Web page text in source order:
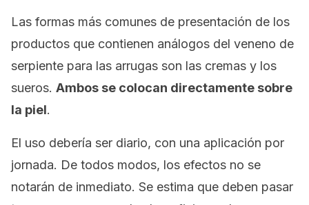
Las formas más comunes de presentación de los
productos que contienen análogos del veneno de
serpiente para las arrugas son las cremas y los
sueros. Ambos se colocan directamente sobre
la piel.
El uso debería ser diario, con una aplicación por
jornada. De todos modos, los efectos no se
notarán de inmediato. Se estima que deben pasar